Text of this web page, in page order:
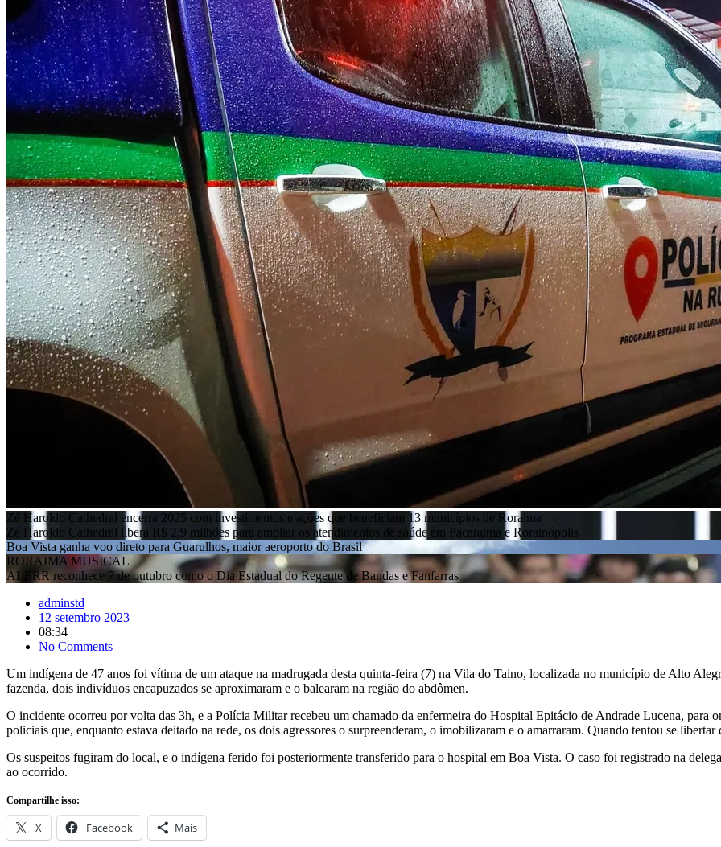
Zé Haroldo Cathedral encerra 2025 com investimentos e ações que beneficiam 13 municípios de Roraima
Zé Haroldo Cathedral libera R$ 2,9 milhões para ampliar os atendimentos de saúde em Pacaraima e Rorainópolis
Boa Vista ganha voo direto para Guarulhos, maior aeroporto do Brasil
RORAIMA MUSICAL
ALERR reconhece 7 de outubro como o Dia Estadual do Regente de Bandas e Fanfarras
adminstd
12 setembro 2023
08:34
No Comments
Um indígena de 47 anos foi vítima de um ataque na madrugada desta quinta-feira (7) na Vila do Taino, localizada no município de Alto
fazenda, dois indivíduos encapuzados se aproximaram e o balearam na região do abdômen.
O incidente ocorreu por volta das 3h, e a Polícia Militar recebeu um chamado da enfermeira do Hospital Epitácio de Andrade Lucena, para
policiais que, enquanto estava deitado na rede, os dois agressores o surpreenderam, o imobilizaram e o amarraram. Quando tentou se
Os suspeitos fugiram do local, e o indígena ferido foi posteriormente transferido para o hospital em Boa Vista. O caso foi registrado na
ao ocorrido.
Compartilhe isso:
X Facebook Mais